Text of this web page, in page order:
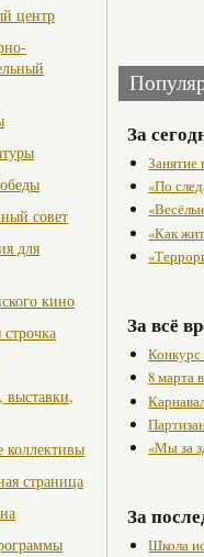
центр
совет
для
кино
строчка
выставки,
коллективы
страница
За
Занятие
«По
«Как
За всё
8 марта
«Мы за
За
Школа